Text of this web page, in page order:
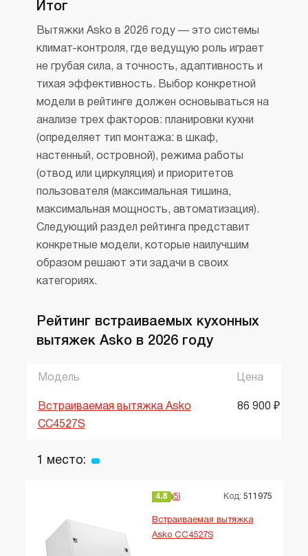
Итог
Вытяжки Asko в 2026 году — это системы
климат-контроля, где ведущую роль играет
не грубая сила, а точность, адаптивность и
тихая эффективность. Выбор конкретной
модели в рейтинге должен основываться на
анализе трех факторов: планировки кухни
(определяет тип монтажа: в шкаф,
настенный, островной), режима работы
(отвод или циркуляция) и приоритетов
пользователя (максимальная тишина,
максимальная мощность, автоматизация).
Следующий раздел рейтинга представит
конкретные модели, которые наилучшим
образом решают эти задачи в своих
категориях.
Рейтинг встраиваемых кухонных
вытяжек Asko в 2026 году
Модель Цена
Встраиваемая вытяжка Asko
CC4527S
86 900 ₽
1 место:
Код: 511975
4.8 5
Встраиваемая вытяжка
Asko CC4527S